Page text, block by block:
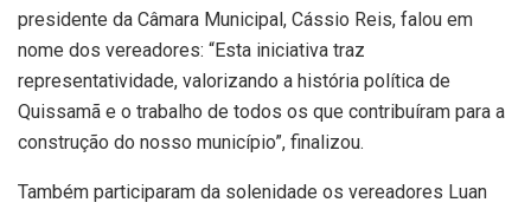
presidente da Câmara Municipal, Cássio Reis, falou em
nome dos vereadores: “Esta iniciativa traz
representatividade, valorizando a história política de
Quissamã e o trabalho de todos os que contribuíram para a
construção do nosso município”, finalizou.
Também participaram da solenidade os vereadores Luan